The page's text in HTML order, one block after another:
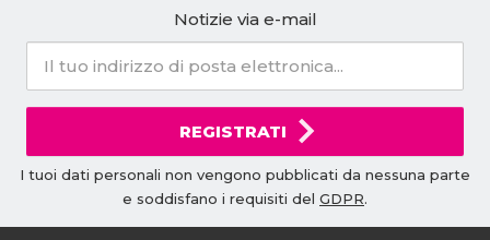
Notizie via e-mail
REGISTRATI
I tuoi dati personali non vengono pubblicati da nessuna parte
e soddisfano i requisiti del GDPR.